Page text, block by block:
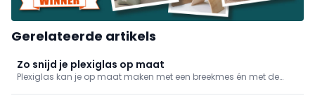
Gerelateerde artikels
Zo snijd je plexiglas op maat
Plexiglas kan je op maat maken met een breekmes én met de